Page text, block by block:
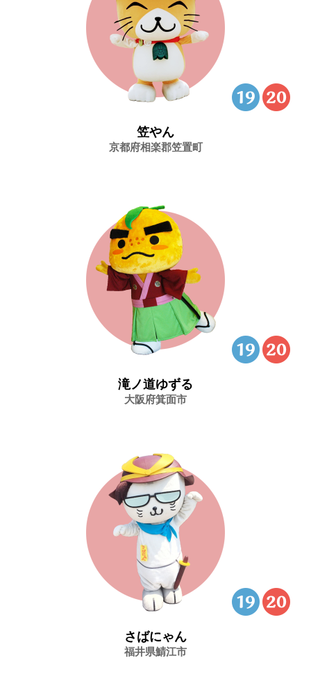
笠やん
京都府相楽郡笠置町
滝ノ道ゆずる
大阪府箕面市
さばにゃん
福井県鯖江市